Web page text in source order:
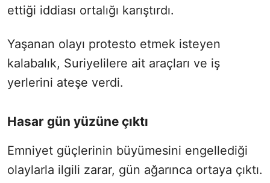
ettiği iddiası ortalığı karıştırdı.
Yaşanan olayı protesto etmek isteyen
kalabalık, Suriyelilere ait araçları ve iş
yerlerini ateşe verdi.
Hasar gün yüzüne çıktı
Emniyet güçlerinin büyümesini engellediği
olaylarla ilgili zarar, gün ağarınca ortaya çıktı.